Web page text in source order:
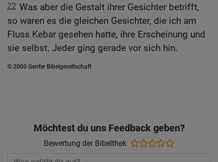
22 Was aber die Gestalt ihrer Gesichter betrifft,
so waren es die gleichen Gesichter, die ich am
Fluss Kebar gesehen hatte, ihre Erscheinung und
sie selbst. Jeder ging gerade vor sich hin.
© 2000 Genfer Bibelgesellschaft
Möchtest du uns Feedback geben?
Bewertung der Bibelthek